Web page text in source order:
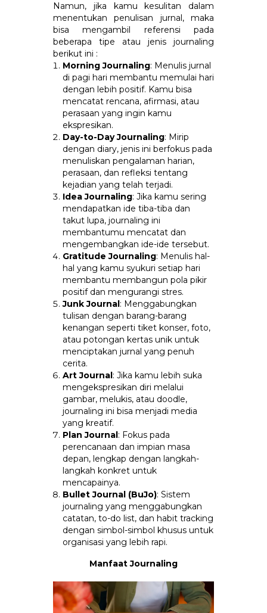
Namun, jika kamu kesulitan dalam
menentukan penulisan jurnal, maka
bisa mengambil referensi pada
beberapa tipe atau jenis journaling
berikut ini :
Morning Journaling: Menulis jurnal
di pagi hari membantu memulai hari
dengan lebih positif. Kamu bisa
mencatat rencana, afirmasi, atau
perasaan yang ingin kamu
ekspresikan.
Day-to-Day Journaling: Mirip
dengan diary, jenis ini berfokus pada
menuliskan pengalaman harian,
perasaan, dan refleksi tentang
kejadian yang telah terjadi.
Idea Journaling: Jika kamu sering
mendapatkan ide tiba-tiba dan
takut lupa, journaling ini
membantumu mencatat dan
mengembangkan ide-ide tersebut.
Gratitude Journaling: Menulis hal-
hal yang kamu syukuri setiap hari
membantu membangun pola pikir
positif dan mengurangi stres.
Junk Journal: Menggabungkan
tulisan dengan barang-barang
kenangan seperti tiket konser, foto,
atau potongan kertas unik untuk
menciptakan jurnal yang penuh
cerita.
Art Journal: Jika kamu lebih suka
mengekspresikan diri melalui
gambar, melukis, atau doodle,
journaling ini bisa menjadi media
yang kreatif.
Plan Journal: Fokus pada
perencanaan dan impian masa
depan, lengkap dengan langkah-
langkah konkret untuk
mencapainya.
Bullet Journal (BuJo): Sistem
journaling yang menggabungkan
catatan, to-do list, dan habit tracking
dengan simbol-simbol khusus untuk
organisasi yang lebih rapi.
Manfaat Journaling